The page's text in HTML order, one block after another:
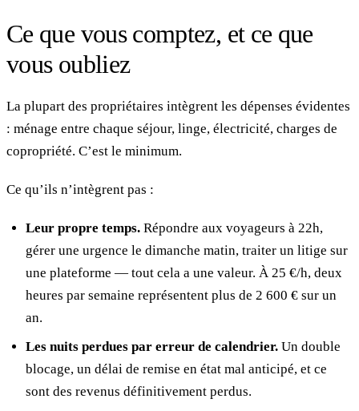
Ce que vous comptez, et ce que
vous oubliez
La plupart des propriétaires intègrent les dépenses évidentes
: ménage entre chaque séjour, linge, électricité, charges de
copropriété. C’est le minimum.
Ce qu’ils n’intègrent pas :
Leur propre temps. Répondre aux voyageurs à 22h,
gérer une urgence le dimanche matin, traiter un litige sur
une plateforme — tout cela a une valeur. À 25 €/h, deux
heures par semaine représentent plus de 2 600 € sur un
an.
Les nuits perdues par erreur de calendrier. Un double
blocage, un délai de remise en état mal anticipé, et ce
sont des revenus définitivement perdus.